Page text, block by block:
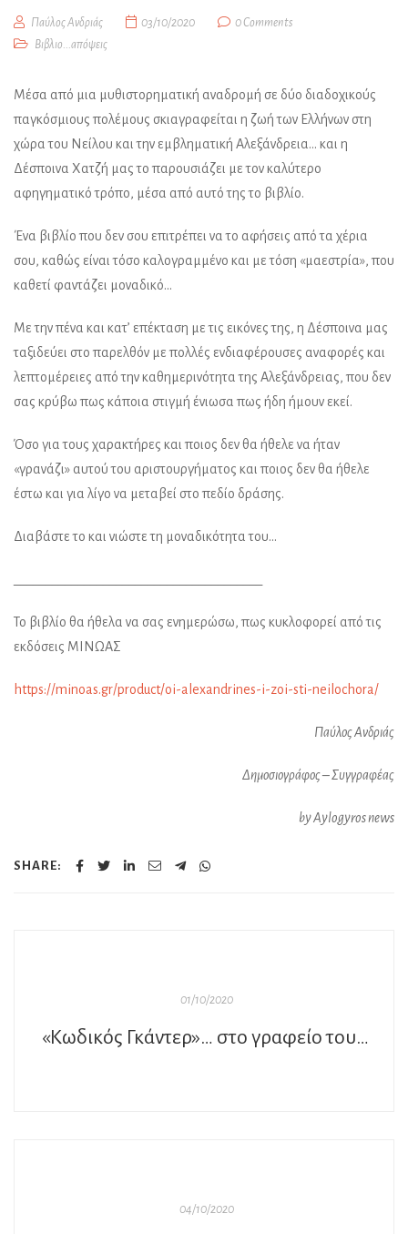
Παύλος Ανδριάς 03/10/2020
0 Comments
Βιβλιο...απόψεις
Μέσα από μια μυθιστορηματική αναδρομή σε δύο διαδοχικούς
παγκόσμιους πολέμους σκιαγραφείται η ζωή των Ελλήνων στη
χώρα του Νείλου και την εμβληματική Αλεξάνδρεια… και η
Δέσποινα Χατζή μας το παρουσιάζει με τον καλύτερο
αφηγηματικό τρόπο, μέσα από αυτό της το βιβλίο.
Ένα βιβλίο που δεν σου επιτρέπει να το αφήσεις από τα χέρια
σου, καθώς είναι τόσο καλογραμμένο και με τόση «μαεστρία», που
καθετί φαντάζει μοναδικό…
Με την πένα και κατ’ επέκταση με τις εικόνες της, η Δέσποινα μας
ταξιδεύει στο παρελθόν με πολλές ενδιαφέρουσες αναφορές και
λεπτομέρειες από την καθημερινότητα της Αλεξάνδρειας, που δεν
σας κρύβω πως κάποια στιγμή ένιωσα πως ήδη ήμουν εκεί.
Όσο για τους χαρακτήρες και ποιος δεν θα ήθελε να ήταν
«γρανάζι» αυτού του αριστουργήματος και ποιος δεν θα ήθελε
έστω και για λίγο να μεταβεί στο πεδίο δράσης.
Διαβάστε το και νιώστε τη μοναδικότητα του…
Το βιβλίο θα ήθελα να σας ενημερώσω, πως κυκλοφορεί από τις
εκδόσεις ΜΙΝΩΑΣ
https://minoas.gr/product/oi-alexandrines-i-zoi-sti-neilochora/
Παύλος Ανδριάς
Δημοσιογράφος – Συγγραφέας
by Aylogyros news
SHARE:
01/10/2020
«Κωδικός Γκάντερ»… στο γραφείο του Παύλου
04/10/2020